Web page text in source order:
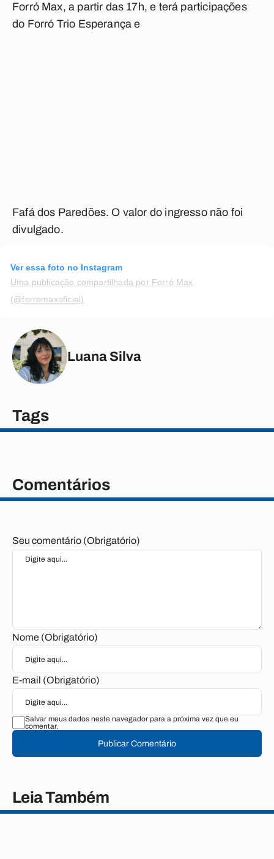
Forró Max, a partir das 17h, e terá participações
do Forró Trio Esperança e
Fafá dos Paredões. O valor do ingresso não foi
divulgado.
Ver essa foto no Instagram
Uma publicação compartilhada por Forró Max
(@forromaxoficial)
Luana Silva
Tags
Comentários
Seu comentário (Obrigatório)
Nome (Obrigatório)
E-mail (Obrigatório)
Salvar meus dados neste navegador para a próxima vez que eu
comentar.
Publicar Comentário
Leia Também